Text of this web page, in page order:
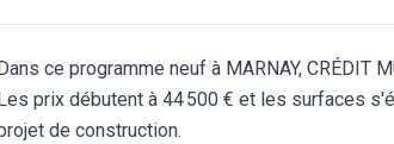
Dans ce programme neuf à MARNAY, CRÉDIT
Les prix débutent à 44 500 € et les surfaces
de construction.